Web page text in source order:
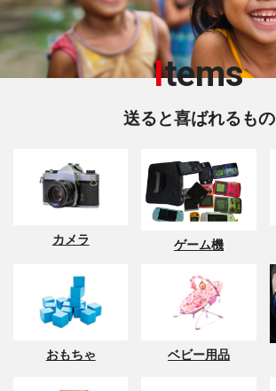
Items
送ると喜ばれるもの
カメラ ゲーム機
おもちゃ ベビー用品